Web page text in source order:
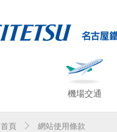
機場交通
首頁 網站使用條款